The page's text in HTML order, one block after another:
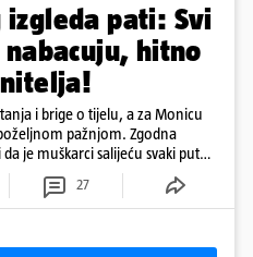
izgleda pati: Svi
hitno
i brige o tijelu, a za Monicu
pažnjom. Zgodna
je muškarci salijeću svaki put
27